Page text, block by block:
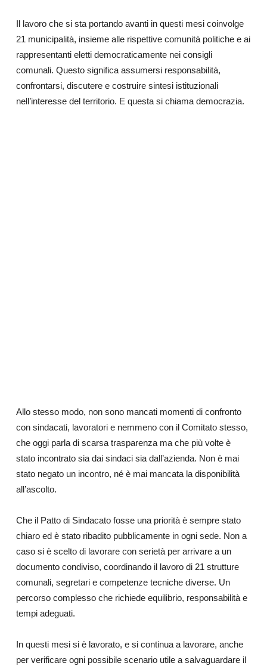
Il lavoro che si sta portando avanti in questi mesi coinvolge
21 municipalità, insieme alle rispettive comunità politiche e ai
rappresentanti eletti democraticamente nei consigli
comunali. Questo significa assumersi responsabilità,
confrontarsi, discutere e costruire sintesi istituzionali
nell’interesse del territorio. E questa si chiama democrazia.
Allo stesso modo, non sono mancati momenti di confronto
con sindacati, lavoratori e nemmeno con il Comitato stesso,
che oggi parla di scarsa trasparenza ma che più volte è
stato incontrato sia dai sindaci sia dall’azienda. Non è mai
stato negato un incontro, né è mai mancata la disponibilità
all’ascolto.
Che il Patto di Sindacato fosse una priorità è sempre stato
chiaro ed è stato ribadito pubblicamente in ogni sede. Non a
caso si è scelto di lavorare con serietà per arrivare a un
documento condiviso, coordinando il lavoro di 21 strutture
comunali, segretari e competenze tecniche diverse. Un
percorso complesso che richiede equilibrio, responsabilità e
tempi adeguati.
In questi mesi si è lavorato, e si continua a lavorare, anche
per verificare ogni possibile scenario utile a salvaguardare il